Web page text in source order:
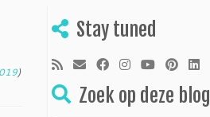
)
Stay tuned
Zoek op deze blog